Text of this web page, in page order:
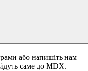
або напишіть нам
саме до MDX.